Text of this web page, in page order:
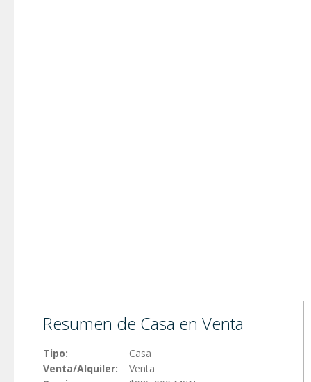
Resumen de Casa en Venta
Tipo:
Casa
Venta/Alquiler:
Venta